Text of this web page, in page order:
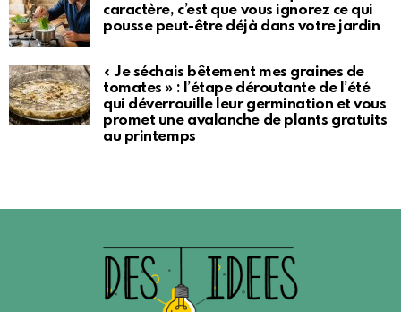
caractère, c’est que vous ignorez ce qui
pousse peut-être déjà dans votre jardin
« Je séchais bêtement mes graines de
tomates » : l’étape déroutante de l’été
qui déverrouille leur germination et vous
promet une avalanche de plants gratuits
au printemps